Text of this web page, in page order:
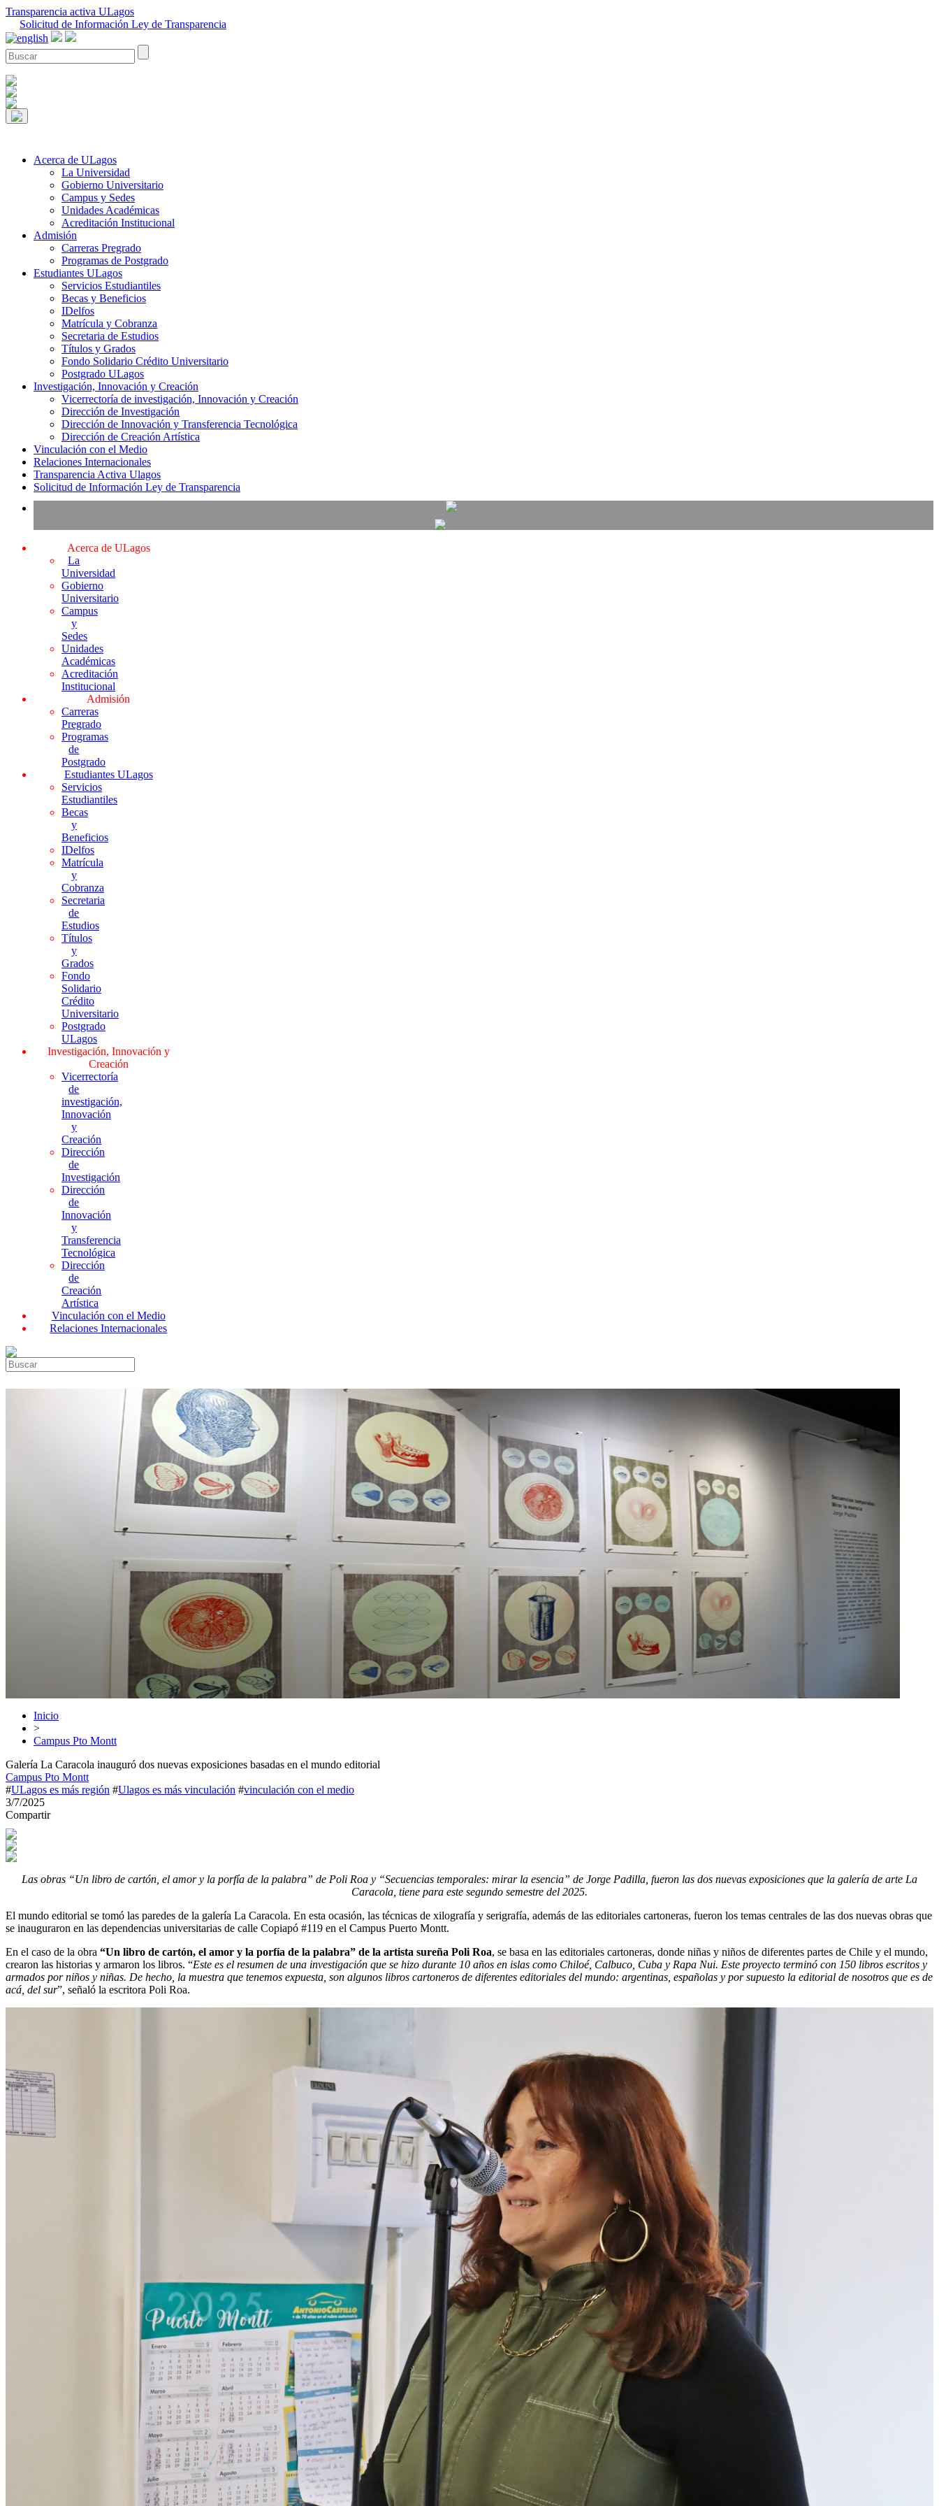
Transparencia activa ULagos
Solicitud de Información Ley de Transparencia
Acerca de ULagos
La Universidad
Gobierno Universitario
Campus y Sedes
Unidades Académicas
Acreditación Institucional
Admisión
Carreras Pregrado
Programas de Postgrado
Estudiantes ULagos
Servicios Estudiantiles
Becas y Beneficios
IDelfos
Matrícula y Cobranza
Secretaria de Estudios
Títulos y Grados
Fondo Solidario Crédito Universitario
Postgrado ULagos
Investigación, Innovación y Creación
Vicerrectoría de investigación, Innovación y Creación
Dirección de Investigación
Dirección de Innovación y Transferencia Tecnológica
Dirección de Creación Artística
Vinculación con el Medio
Relaciones Internacionales
Transparencia Activa Ulagos
Solicitud de Información Ley de Transparencia
Acerca de ULagos
La
Universidad
Gobierno
Universitario
Campus
y
Sedes
Unidades
Académicas
Acreditación
Institucional
Admisión
Carreras
Pregrado
Programas
de
Postgrado
Estudiantes ULagos
Servicios
Estudiantiles
Becas
y
Beneficios
IDelfos
Matrícula
y
Cobranza
Secretaria
de
Estudios
Títulos
y
Grados
Fondo
Solidario
Crédito
Universitario
Postgrado
ULagos
Investigación, Innovación y
Creación
Vicerrectoría
de
investigación,
Innovación
y
Creación
Dirección
de
Investigación
Dirección
de
Innovación
y
Transferencia
Tecnológica
Dirección
de
Creación
Artística
Vinculación con el Medio
Relaciones Internacionales
Inicio
>
Campus Pto Montt
Galería La Caracola inauguró dos nuevas exposiciones basadas en el mundo editorial
Campus Pto Montt
#ULagos es más región #Ulagos es más vinculación #vinculación con el medio
3/7/2025
Compartir
Las obras “Un libro de cartón, el amor y la porfía de la palabra” de Poli Roa y “Secuencias temporales: mirar la esencia” de Jorge Padilla, fueron las dos nuevas exposiciones que la galería de arte La
Caracola, tiene para este segundo semestre del 2025.
El mundo editorial se tomó las paredes de la galería La Caracola. En esta ocasión, las técnicas de xilografía y serigrafía, además de las editoriales cartoneras, fueron los temas centrales de las dos nuevas obras que
se inauguraron en las dependencias universitarias de calle Copiapó #119 en el Campus Puerto Montt.
En el caso de la obra “Un libro de cartón, el amor y la porfía de la palabra” de la artista sureña Poli Roa, se basa en las editoriales cartoneras, donde niñas y niños de diferentes partes de Chile y el mundo,
crearon las historias y armaron los libros. “Este es el resumen de una investigación que se hizo durante 10 años en islas como Chiloé, Calbuco, Cuba y Rapa Nui. Este proyecto terminó con 150 libros escritos y
armados por niños y niñas. De hecho, la muestra que tenemos expuesta, son algunos libros cartoneros de diferentes editoriales del mundo: argentinas, españolas y por supuesto la editorial de nosotros que es de
acá, del sur”, señaló la escritora Poli Roa.